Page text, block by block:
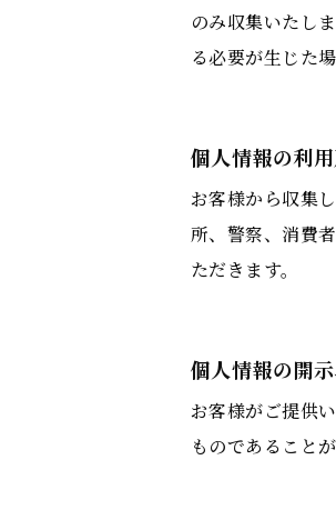
のみ収集いたし
る必要が生じた
個人情報の利
お客様から収集
所、警察、消費
ただきます。
個人情報の開
お客様がご提供
ものであること